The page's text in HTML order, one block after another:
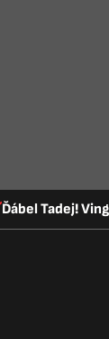
Ďábel Tadej!